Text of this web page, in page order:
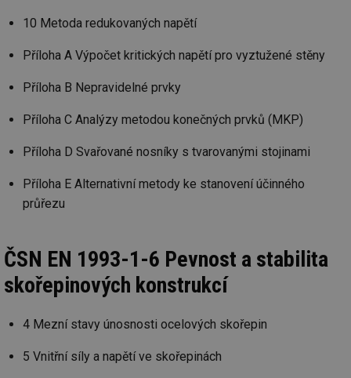
10 Metoda redukovaných napětí
Příloha A Výpočet kritických napětí pro vyztužené stěny
Příloha B Nepravidelné prvky
Příloha C Analýzy metodou konečných prvků (MKP)
Příloha D Svařované nosníky s tvarovanými stojinami
Příloha E Alternativní metody ke stanovení účinného
průřezu
ČSN EN 1993-1-6 Pevnost a stabilita
skořepinových konstrukcí
4 Mezní stavy únosnosti ocelových skořepin
5 Vnitřní síly a napětí ve skořepinách